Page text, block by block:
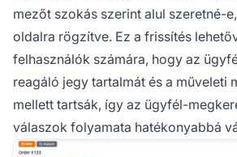
mezőt szokás szerint alul szeretné-
oldalra rögzítve. Ez a frissítés
felhasználók számára, hogy az
reagáló jegy tartalmát és a műveleti
mellett tartsák, így az ügyfél-
válaszok folyamata hatékonyabbá